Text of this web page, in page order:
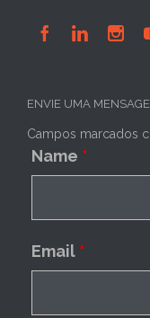
  
ENVIE UMA
Campos marcados
Name *
Email *